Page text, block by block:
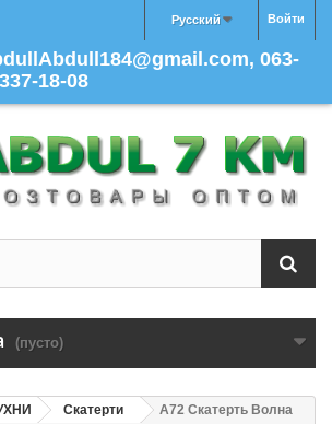
Войти
Русский
063-
18-08
(пусто)
Скатерти
A72 Скатерть Волна